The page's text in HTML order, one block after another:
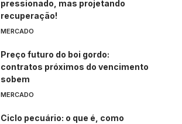
pressionado, mas projetando
recuperação!
MERCADO
Preço futuro do boi gordo:
contratos próximos do vencimento
sobem
MERCADO
Ciclo pecuário: o que é, como